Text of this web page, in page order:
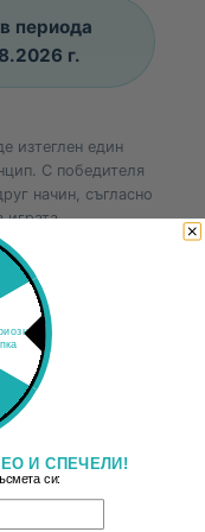
периода
г.
изтеглен един
С победителя
начин, съгласно
играта.
И СПЕЧЕЛИ!
си: